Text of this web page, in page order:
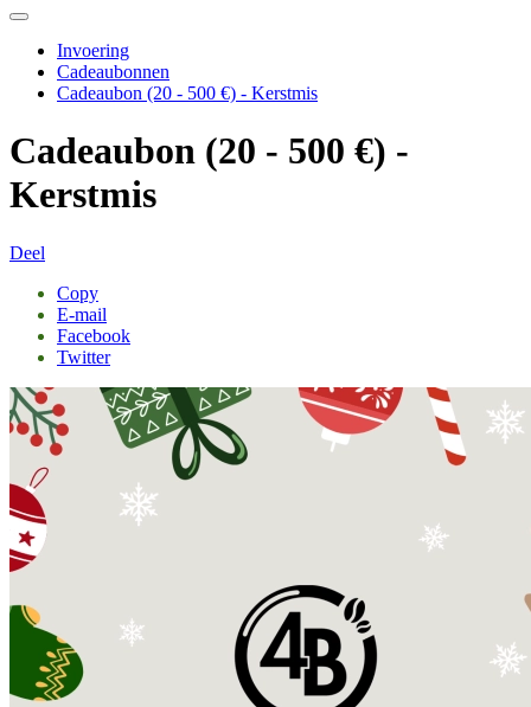
Invoering
Cadeaubonnen
Cadeaubon (20 - 500 €) - Kerstmis
Cadeaubon (20 - 500 €) -
Kerstmis
Deel
Copy
E-mail
Facebook
Twitter